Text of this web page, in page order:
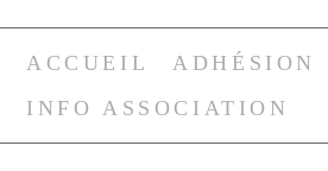
ACCUEIL ADHÉSION
INFO ASSOCIATION